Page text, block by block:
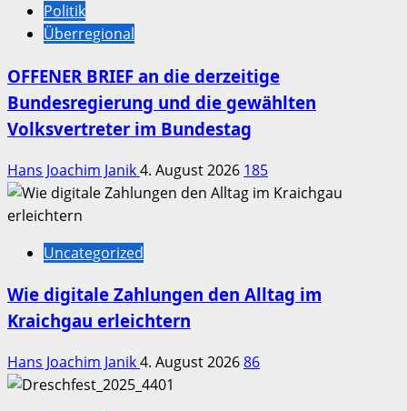
Politik
Überregional
OFFENER BRIEF an die derzeitige
Bundesregierung und die gewählten
Volksvertreter im Bundestag
Hans Joachim Janik4. August 2026 185
Uncategorized
Wie digitale Zahlungen den Alltag im
Kraichgau erleichtern
Hans Joachim Janik4. August 202686